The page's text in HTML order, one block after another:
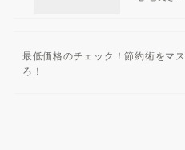
最低価格のチェック！節約術をマ
ろ！